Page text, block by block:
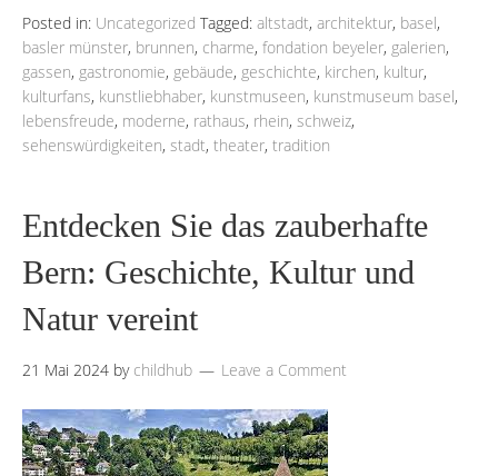
Posted in: Uncategorized Tagged: altstadt, architektur, basel,
basler münster, brunnen, charme, fondation beyeler, galerien,
gassen, gastronomie, gebäude, geschichte, kirchen, kultur,
kulturfans, kunstliebhaber, kunstmuseen, kunstmuseum basel,
lebensfreude, moderne, rathaus, rhein, schweiz,
sehenswürdigkeiten, stadt, theater, tradition
Entdecken Sie das zauberhafte
Bern: Geschichte, Kultur und
Natur vereint
21 Mai 2024 by childhub Leave a Comment